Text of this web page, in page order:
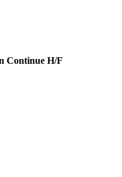
Continue H/F